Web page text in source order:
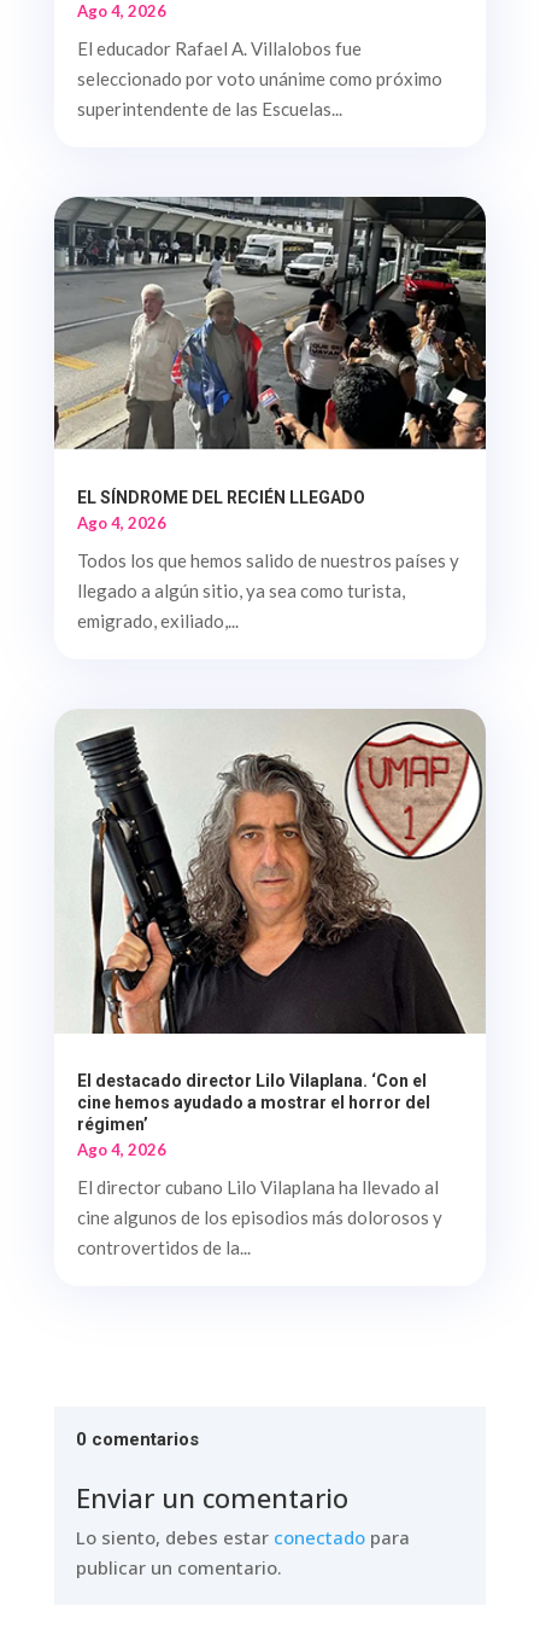
Ago 4, 2026
El educador Rafael A. Villalobos fue
seleccionado por voto unánime como próximo
superintendente de las Escuelas...
EL SÍNDROME DEL RECIÉN LLEGADO
Ago 4, 2026
Todos los que hemos salido de nuestros países y
llegado a algún sitio, ya sea como turista,
emigrado, exiliado,...
El destacado director Lilo Vilaplana. ‘Con el
cine hemos ayudado a mostrar el horror del
régimen’
Ago 4, 2026
El director cubano Lilo Vilaplana ha llevado al
cine algunos de los episodios más dolorosos y
controvertidos de la...
0 comentarios
Enviar un comentario
Lo siento, debes estar conectadopara
publicar un comentario.